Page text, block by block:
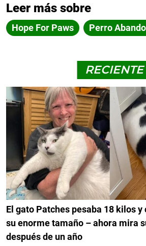
Leer más sobre
Hope For Paws Perro
RECIENTE
El gato Patches pesaba 18 kilos
su enorme tamaño – ahora mira
después de un año